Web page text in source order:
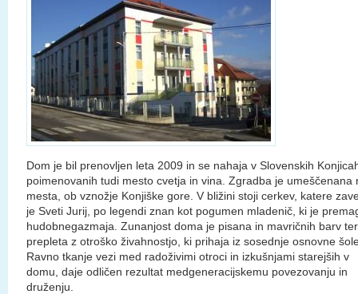
Dom je bil prenovljen leta 2009 in se nahaja v Slovenskih
poimenovanih tudi mesto cvetja in vina. Zgradba je umeščenana
mesta, ob vznožje Konjiške gore. V bližini stoji cerkev, katere
je Sveti Jurij, po legendi znan kot pogumen mladenič, ki je
hudobnegazmaja. Zunanjost doma je pisana in mavričnih barv
prepleta z otroško živahnostjo, ki prihaja iz sosednje osnovne
Ravno tkanje vezi med radoživimi otroci in izkušnjami starejših v
domu, daje odličen rezultat medgeneracijskemu povezovanju in
druženju.